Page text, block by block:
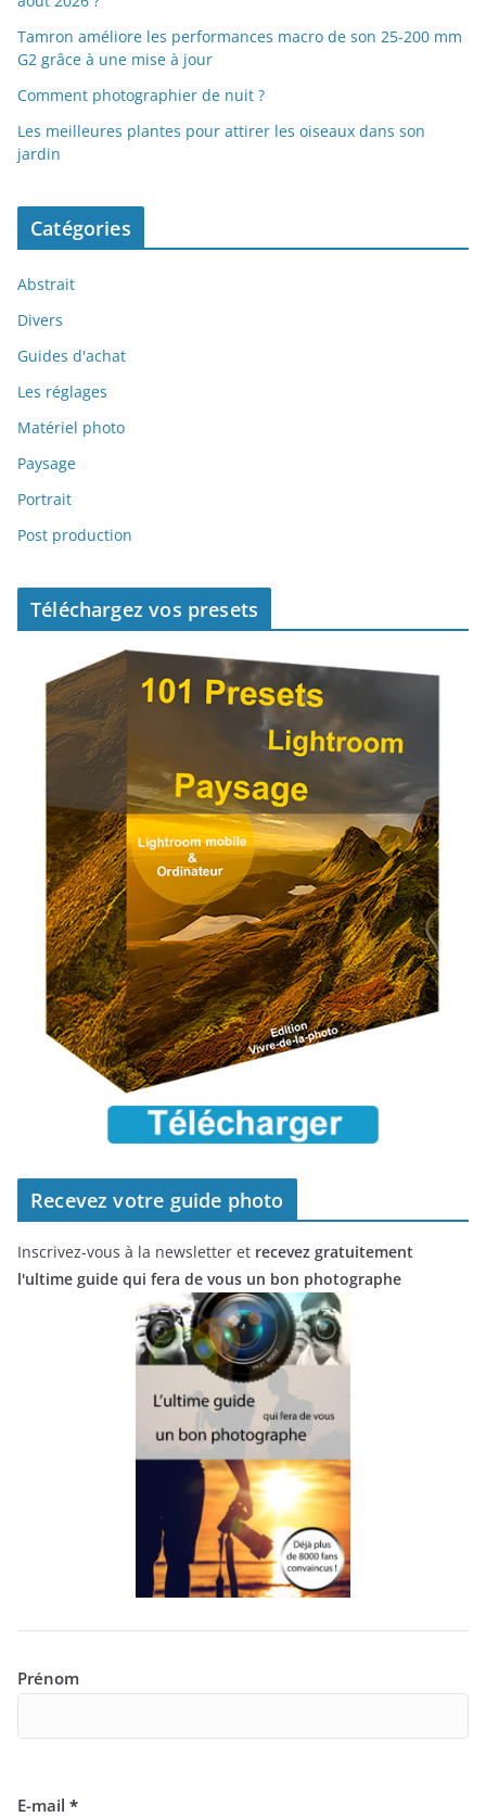
Tamron améliore les performances macro de son 25-200 mm
G2 grâce à une mise à jour
Comment photographier de nuit ?
Les meilleures plantes pour attirer les oiseaux dans son
jardin
Catégories
Abstrait
Divers
Guides d'achat
Les réglages
Matériel photo
Paysage
Portrait
Post production
Téléchargez vos presets
Recevez votre guide photo
Inscrivez-vous à la newsletter et recevez gratuitement
l'ultime guide qui fera de vous un bon photographe
Prénom
E-mail *